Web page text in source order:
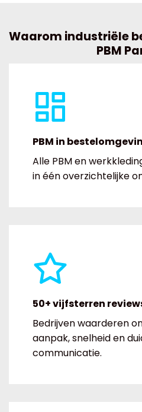
Waarom industriële
PBM
PBM in
Alle PBM en
in één overzichtelijke
50+ vijfsterren
Bedrijven waarderen
aanpak, snelheid en
communicatie.